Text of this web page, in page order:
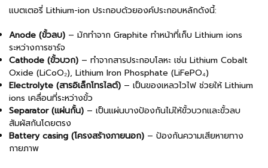
แบตเตอรี่ Lithium-ion ประกอบด้วยองค์ประกอบหลักดังนี้:
Anode (ขั้วลบ) – มักทำจาก Graphite ทำหน้าที่เก็บ Lithium ions
ระหว่างการชาร์จ
Cathode (ขั้วบวก) – ทำจากสารประกอบโลหะ เช่น Lithium Cobalt
Oxide (LiCoO₂), Lithium Iron Phosphate (LiFePO₄)
Electrolyte (สารอิเล็กโทรไลต์) – เป็นของเหลวไวไฟ ช่วยให้ Lithium
ions เคลื่อนที่ระหว่างขั้ว
Separator (แผ่นกั้น) – เป็นแผ่นบางป้องกันไม่ให้ขั้วบวกและขั้วลบ
สัมผัสกันโดยตรง
Battery casing (โครงสร้างภายนอก) – ป้องกันความเสียหายทาง
กายภาพ